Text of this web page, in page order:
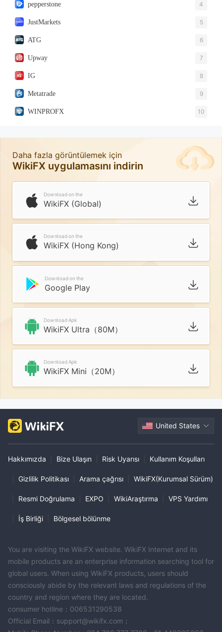
pepperstone 4
JustMarkets 5
ATG 6
Upway 7
IG 8
Metatrade 9
WINPROFX 10
Daha fazla görüntülemek için
WikiFX uygulamasını indirin
Download on the
WikiFX (Global)
Download on the
WikiFX (Hong Kong)
Download on the
Google Play
Download Apk
WikiFX Ultra（80M）
Download Apk
WikiFX Mini（20M）
United States
Hakkımızda Bize Ulaşın Risk Uyarısı Kullanım Koşulları
Gizlilik Politikası Arama çağrısı WikiFX(Kurumsal Sürüm)
Resmi Doğrulama EXPO WikiAraştırma VPS Yardımı
İş Birliği Bölgesel bölünme
You are visiting the WikiFX website. WikiFX Internet and its
mobile products are an enterprise information searching tool for
global users. When using WikiFX products, users should
consciously abide by the relevant laws and regulations of the
country and region where they are located.
consumer hotline：006531290538
Official Email：support@wikifx.com；